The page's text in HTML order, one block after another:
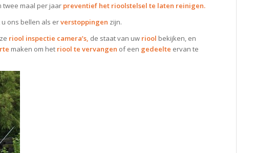
twee maal per jaar preventief het rioolstelsel te laten reinigen.
u ons bellen als erverstoppingen zijn.
riool inspectie camera’s, de staat van uw riool bekijken, en
maken om het riool te vervangen of een gedeelte ervan te